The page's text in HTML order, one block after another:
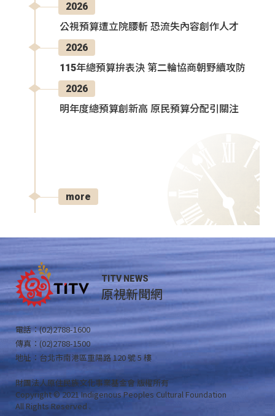
2026
公視預算遭立院腰斬 恐流失內容創作人才
2026
115年總預算拚表決 第二輪協商朝野續攻防
2026
明年度總預算創新高 原民預算分配引關注
more
TITV NEWS
原視新聞網
電話：(02)2788-1600
傳真：(02)2788-1500
地址：台北市南港區重陽路 120 號 5 樓
財團法人原住民族文化事業基金會 版權所有
Copyright © 2021 Indigenous Peoples Cultural Foundation
All Rights Reserved .